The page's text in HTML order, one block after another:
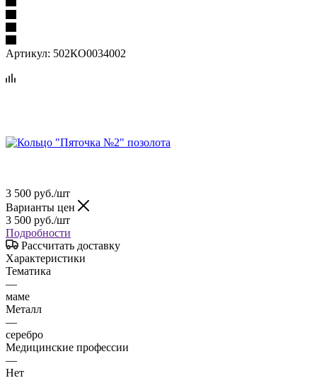
Артикул: 502КО0034002
3 500 руб./шт
Варианты цен
3 500 руб./шт
Подробности
Рассчитать доставку
Характеристики
Тематика
—
маме
Металл
—
серебро
Медицинские профессии
—
Нет